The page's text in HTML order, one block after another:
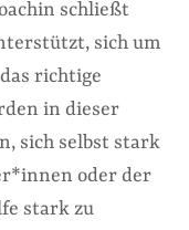
schließt
sich um
richtige
in dieser
sich selbst stark
oder der
stark zu